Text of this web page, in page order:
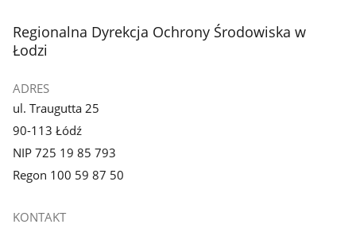
stopka
Regionalna Dyrekcja Ochrony Środowiska w
Łodzi
ADRES
ul. Traugutta 25
90-113 Łódź
NIP 725 19 85 793
Regon 100 59 87 50
KONTAKT